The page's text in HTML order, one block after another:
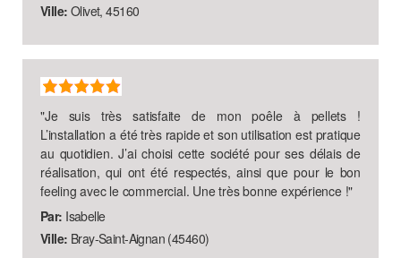
Ville: Olivet, 45160
"Je suis très satisfaite de mon poêle à pellets !
L’installation a été très rapide et son utilisation est pratique
au quotidien. J’ai choisi cette société pour ses délais de
réalisation, qui ont été respectés, ainsi que pour le bon
feeling avec le commercial. Une très bonne expérience !"
Par: Isabelle
Ville: Bray-Saint-Aignan (45460)